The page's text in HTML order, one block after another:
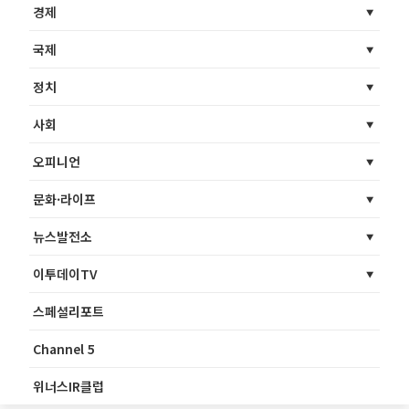
경제
국제
정치
사회
오피니언
문화·라이프
뉴스발전소
이투데이TV
스페셜리포트
Channel 5
위너스IR클럽